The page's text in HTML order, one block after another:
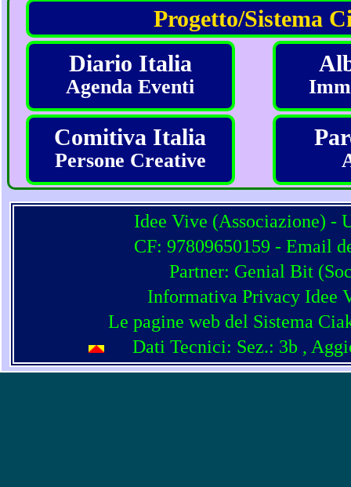
Progetto/Sistema
Diario Italia
Agenda Eventi
Comitiva Italia
Persone Creative
Idee Vive (Associazione) -
CF: 97809650159 - Email
Partner: Genial Bit (
Informativa Privacy Idee
Le pagine web del Sistema
Dati Tecnici: Sez.: 3b ,